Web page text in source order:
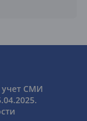
учет СМИ